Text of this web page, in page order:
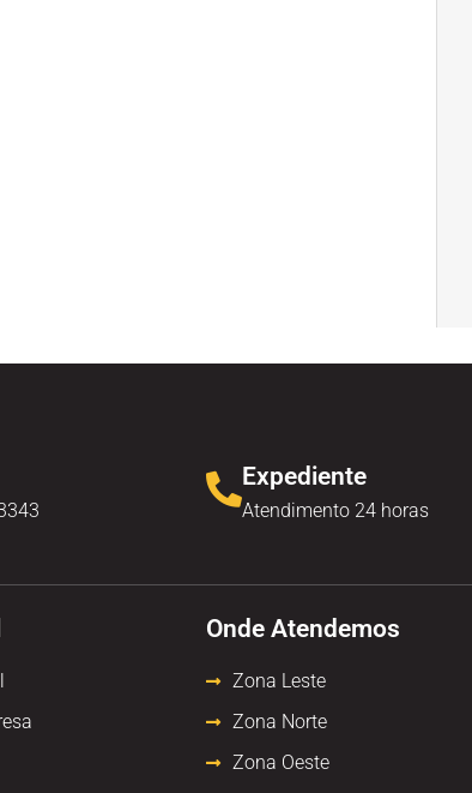
Expediente
Atendimento 24 horas
Onde Atendemos
Zona Leste
Zona Norte
Zona Oeste